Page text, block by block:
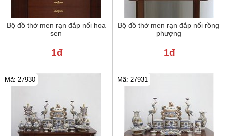
Bộ đồ thờ men rạn đắp nổi hoa
sen
1đ
Bộ đồ thờ men rạn đắp nổi rồng
phượng
1đ
Mã: 27930 Mã: 27931